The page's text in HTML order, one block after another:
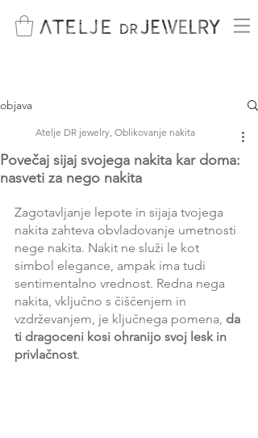
objava
Povečaj sijaj svojega nakita kar doma:
nasveti za nego nakita
Atelje DR jewelry, Oblikovanje nakita
Zagotavljanje lepote in sijaja tvojega
nakita zahteva obvladovanje umetnosti
nege nakita. Nakit ne služi le kot
simbol elegance, ampak ima tudi
sentimentalno vrednost. Redna nega
nakita, vključno s čiščenjem in
vzdrževanjem, je ključnega pomena, da
ti dragoceni kosi ohranijo svoj lesk in
privlačnost.